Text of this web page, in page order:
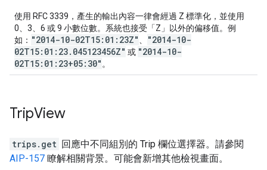
使用 RFC 3339，產生的輸出內容一律會經過 Z 標準化，並使用
0、3、6 或 9 小數位數。系統也接受「Z」以外的偏移值。例
如： "2014-10-02T15:01:23Z"
"2014-10-
02T15:01:23.045123456Z" 或 "2014-10-
02T15:01:23+05:30" 。
TripView
trips.get 回應中不同組別的 Trip 欄位選擇器。請參閱
AIP-157 瞭解相關背景。可能會新增其他檢視畫面。